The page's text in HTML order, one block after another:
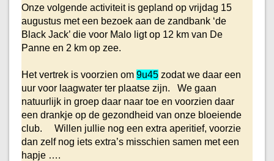
Onze volgende activiteit is gepland op vrijdag 15
augustus met een bezoek aan de zandbank ‘de
Black Jack’ die voor Malo ligt op 12 km van De
Panne en 2 km op zee.
Het vertrek is voorzien om 9u45 zodat we daar een
uur voor laagwater ter plaatse zijn. We gaan
natuurlijk in groep daar naar toe en voorzien daar
een drankje op de gezondheid van onze bloeiende
club. Willen jullie nog een extra aperitief, voorzie
dan zelf nog iets extra’s misschien samen met een
hapje ….